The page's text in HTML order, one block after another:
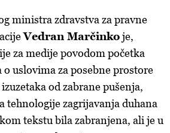
ministra zdravstva za pravne
Vedran Marčinkoje,
za medije povodom početka
uslovima za posebne prostore
od zabrane pušenja,
tehnologije zagrijavanja duhana
tekstu bila zabranjena, ali je u